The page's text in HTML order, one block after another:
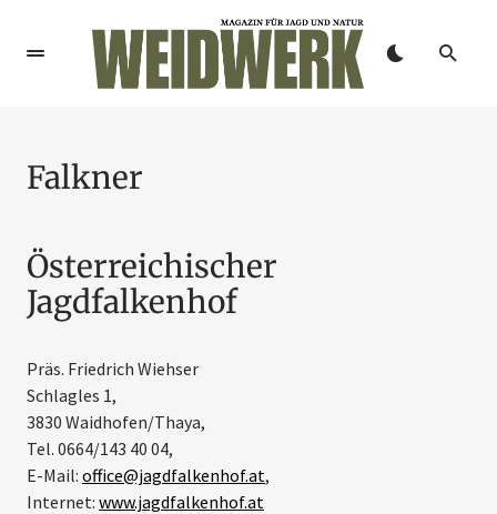
Falkner
Österreichischer
Jagdfalkenhof
Präs. Friedrich Wiehser
Schlagles 1,
3830 Waidhofen/Thaya,
Tel. 0664/143 40 04,
E-Mail: office@jagdfalkenhof.at,
Internet: www.jagdfalkenhof.at